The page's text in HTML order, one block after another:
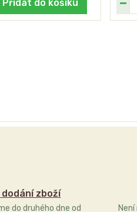
Přidat do košíku
zboží
do druhého dne od